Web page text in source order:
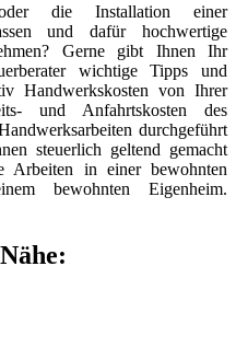
oder die Installation einer
und dafür hochwertige
Gerne gibt Ihnen Ihr
wichtige Tipps und
Handwerkskosten von Ihrer
und Anfahrtskosten des
durchgeführt
steuerlich geltend gemacht
Arbeiten in einer bewohnten
bewohnten Eigenheim.